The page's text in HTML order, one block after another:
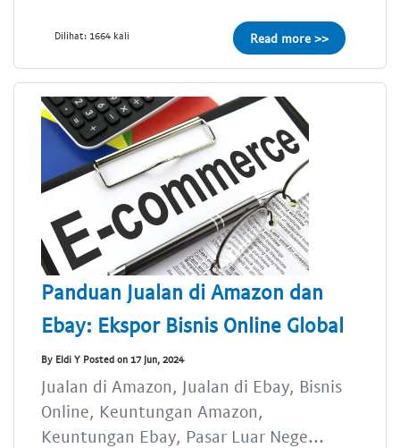
Dilihat: 1664 kali Read more >>
Panduan Jualan di Amazon dan
Ebay: Ekspor Bisnis Online Global
By Eldi Y Posted on 17 Jun, 2024
Jualan di Amazon, Jualan di Ebay, Bisnis
Online, Keuntungan Amazon,
Keuntungan Ebay, Pasar Luar Nege...